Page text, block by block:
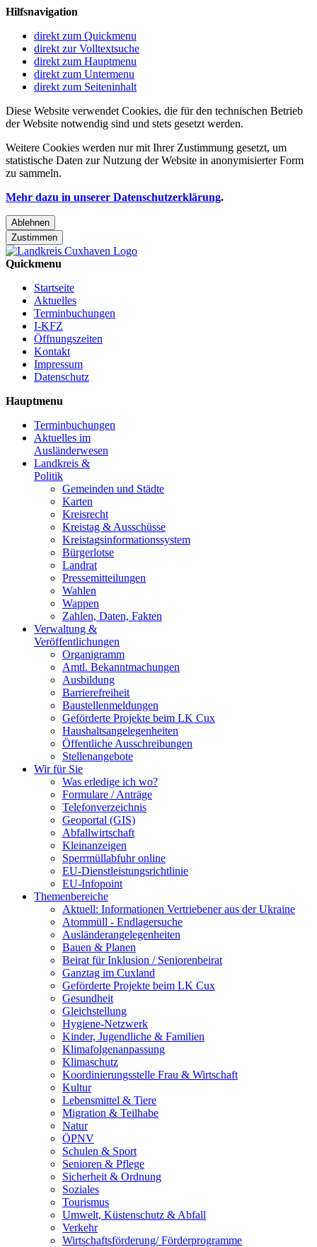
Hilfsnavigation
direkt zum Quickmenu
direkt zur Volltextsuche
direkt zum Hauptmenu
direkt zum Untermenu
direkt zum Seiteninhalt
Diese Website verwendet Cookies, die für den technischen Betrieb
der Website notwendig sind und stets gesetzt werden.
Weitere Cookies werden nur mit Ihrer Zustimmung gesetzt, um
statistische Daten zur Nutzung der Website in anonymisierter Form
zu sammeln.
Mehr dazu in unserer Datenschutzerklärung.
Ablehnen
Zustimmen
Quickmenu
Startseite
Aktuelles
Terminbuchungen
I-KFZ
Öffnungszeiten
Kontakt
Impressum
Datenschutz
Hauptmenu
Terminbuchungen
Aktuelles im
Ausländerwesen
Landkreis &
Politik
Gemeinden und Städte
Karten
Kreisrecht
Kreistag & Ausschüsse
Kreistagsinformationssystem
Bürgerlotse
Landrat
Pressemitteilungen
Wahlen
Wappen
Zahlen, Daten, Fakten
Verwaltung &
Veröffentlichungen
Organigramm
Amtl. Bekanntmachungen
Ausbildung
Barrierefreiheit
Baustellenmeldungen
Geförderte Projekte beim LK Cux
Haushaltsangelegenheiten
Öffentliche Ausschreibungen
Stellenangebote
Wir für Sie
Was erledige ich wo?
Formulare / Anträge
Telefonverzeichnis
Geoportal (GIS)
Abfallwirtschaft
Kleinanzeigen
Sperrmüllabfuhr online
EU-Dienstleistungsrichtlinie
EU-Infopoint
Themenbereiche
Aktuell: Informationen Vertriebener aus der Ukraine
Atommüll - Endlagersuche
Ausländerangelegenheiten
Bauen & Planen
Beirat für Inklusion / Seniorenbeirat
Ganztag im Cuxland
Geförderte Projekte beim LK Cux
Gesundheit
Gleichstellung
Hygiene-Netzwerk
Kinder, Jugendliche & Familien
Klimafolgenanpassung
Klimaschutz
Koordinierungsstelle Frau & Wirtschaft
Kultur
Lebensmittel & Tiere
Migration & Teilhabe
Natur
ÖPNV
Schulen & Sport
Senioren & Pflege
Sicherheit & Ordnung
Soziales
Tourismus
Umwelt, Küstenschutz & Abfall
Verkehr
Wirtschaftsförderung/ Förderprogramme